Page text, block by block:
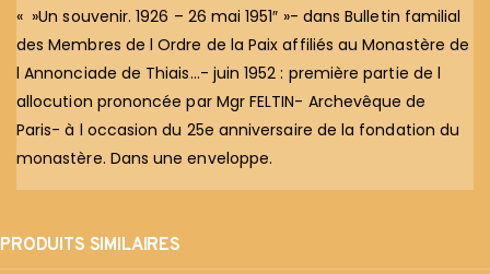
« »Un souvenir. 1926 – 26 mai 1951″ »- dans Bulletin familial
des Membres de l Ordre de la Paix affiliés au Monastère de
l Annonciade de Thiais…- juin 1952 : première partie de l
allocution prononcée par Mgr FELTIN- Archevêque de
Paris- à l occasion du 25e anniversaire de la fondation du
monastère. Dans une enveloppe.
PRODUITS SIMILAIRES